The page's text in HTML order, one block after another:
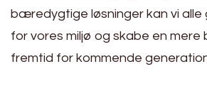
bæredygtige løsninger kan vi alle
for vores miljø og skabe en
fremtid for kommende